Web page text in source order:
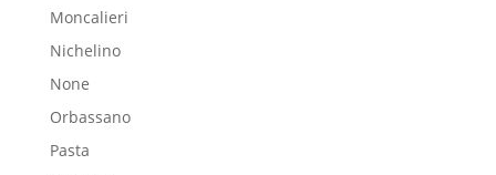
Moncalieri
Nichelino
None
Orbassano
Pasta